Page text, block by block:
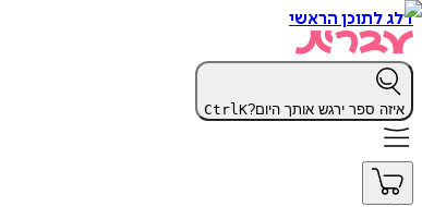
דלג לתוכן הראשי
איזה ספר ירגש אותך היום? CtrlK